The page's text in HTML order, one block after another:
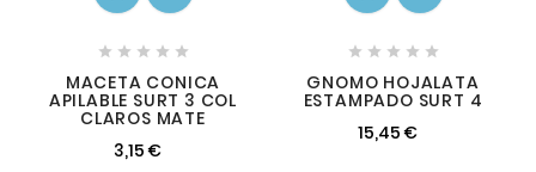
    
MACETA CONICA
APILABLE SURT 3 COL
CLAROS MATE
3,15 €
    
GNOMO HOJALATA
ESTAMPADO SURT 4
15,45 €